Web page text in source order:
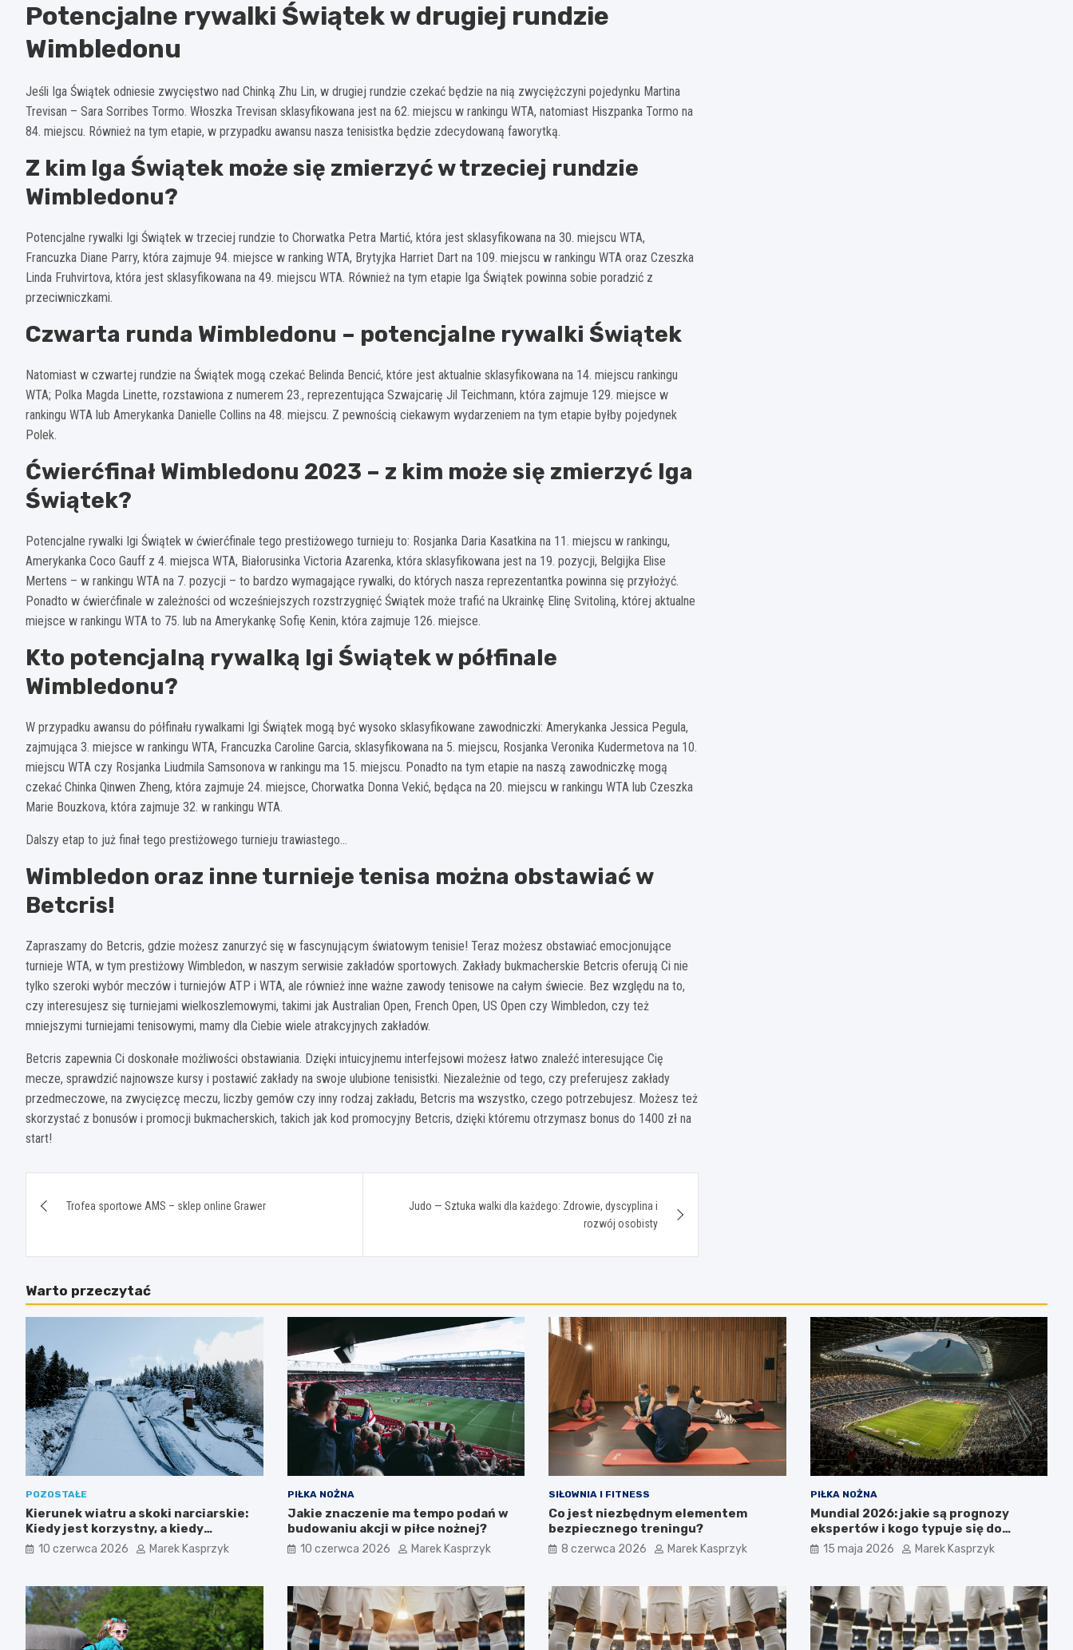
Potencjalne rywalki Świątek w drugiej rundzie
Wimbledonu
Jeśli Iga Świątek odniesie zwycięstwo nad Chinką Zhu Lin, w drugiej rundzie czekać będzie na nią zwyciężczyni pojedynku Martina
Trevisan – Sara Sorribes Tormo. Włoszka Trevisan sklasyfikowana jest na 62. miejscu w rankingu WTA, natomiast Hiszpanka Tormo na
84. miejscu. Również na tym etapie, w przypadku awansu nasza tenisistka będzie zdecydowaną faworytką.
Z kim Iga Świątek może się zmierzyć w trzeciej rundzie
Wimbledonu?
Potencjalne rywalki Igi Świątek w trzeciej rundzie to Chorwatka Petra Martić, która jest sklasyfikowana na 30. miejscu WTA,
Francuzka Diane Parry, która zajmuje 94. miejsce w ranking WTA, Brytyjka Harriet Dart na 109. miejscu w rankingu WTA oraz Czeszka
Linda Fruhvirtova, która jest sklasyfikowana na 49. miejscu WTA. Również na tym etapie Iga Świątek powinna sobie poradzić z
przeciwniczkami.
Czwarta runda Wimbledonu – potencjalne rywalki Świątek
Natomiast w czwartej rundzie na Świątek mogą czekać Belinda Bencić, które jest aktualnie sklasyfikowana na 14. miejscu rankingu
WTA; Polka Magda Linette, rozstawiona z numerem 23., reprezentująca Szwajcarię Jil Teichmann, która zajmuje 129. miejsce w
rankingu WTA lub Amerykanka Danielle Collins na 48. miejscu. Z pewnością ciekawym wydarzeniem na tym etapie byłby pojedynek
Polek.
Ćwierćfinał Wimbledonu 2023 – z kim może się zmierzyć Iga
Świątek?
Potencjalne rywalki Igi Świątek w ćwierćfinale tego prestiżowego turnieju to: Rosjanka Daria Kasatkina na 11. miejscu w rankingu,
Amerykanka Coco Gauff z 4. miejsca WTA, Białorusinka Victoria Azarenka, która sklasyfikowana jest na 19. pozycji, Belgijka Elise
Mertens – w rankingu WTA na 7. pozycji – to bardzo wymagające rywalki, do których nasza reprezentantka powinna się przyłożyć.
Ponadto w ćwierćfinale w zależności od wcześniejszych rozstrzygnięć Świątek może trafić na Ukrainkę Elinę Svitoliną, której aktualne
miejsce w rankingu WTA to 75. lub na Amerykankę Sofię Kenin, która zajmuje 126. miejsce.
Kto potencjalną rywalką Igi Świątek w półfinale
Wimbledonu?
W przypadku awansu do półfinału rywalkami Igi Świątek mogą być wysoko sklasyfikowane zawodniczki: Amerykanka Jessica Pegula,
zajmująca 3. miejsce w rankingu WTA, Francuzka Caroline Garcia, sklasyfikowana na 5. miejscu, Rosjanka Veronika Kudermetova na 10.
miejscu WTA czy Rosjanka Liudmila Samsonova w rankingu ma 15. miejscu. Ponadto na tym etapie na naszą zawodniczkę mogą
czekać Chinka Qinwen Zheng, która zajmuje 24. miejsce, Chorwatka Donna Vekić, będąca na 20. miejscu w rankingu WTA lub Czeszka
Marie Bouzkova, która zajmuje 32. w rankingu WTA.
Dalszy etap to już finał tego prestiżowego turnieju trawiastego…
Wimbledon oraz inne turnieje tenisa można obstawiać w
Betcris!
Zapraszamy do Betcris, gdzie możesz zanurzyć się w fascynującym światowym tenisie! Teraz możesz obstawiać emocjonujące
turnieje WTA, w tym prestiżowy Wimbledon, w naszym serwisie zakładów sportowych. Zakłady bukmacherskie Betcris oferują Ci nie
tylko szeroki wybór meczów i turniejów ATP i WTA, ale również inne ważne zawody tenisowe na całym świecie. Bez względu na to,
czy interesujesz się turniejami wielkoszlemowymi, takimi jak Australian Open, French Open, US Open czy Wimbledon, czy też
mniejszymi turniejami tenisowymi, mamy dla Ciebie wiele atrakcyjnych zakładów.
Betcris zapewnia Ci doskonałe możliwości obstawiania. Dzięki intuicyjnemu interfejsowi możesz łatwo znaleźć interesujące Cię
mecze, sprawdzić najnowsze kursy i postawić zakłady na swoje ulubione tenisistki. Niezależnie od tego, czy preferujesz zakłady
przedmeczowe, na zwycięzcę meczu, liczby gemów czy inny rodzaj zakładu, Betcris ma wszystko, czego potrzebujesz. Możesz też
skorzystać z bonusów i promocji bukmacherskich, takich jak kod promocyjny Betcris, dzięki któremu otrzymasz bonus do 1400 zł na
start!
wpisuTrofea sportowe AMS – sklep online Grawer
Judo — Sztuka walki dla każdego: Zdrowie, dyscyplina i
rozwój osobisty
Warto przeczytać
POZOSTAŁE
Kierunek wiatru a skoki narciarskie:
Kiedy jest korzystny, a kiedy
przeszkadza?
10 czerwca 2026 Marek Kasprzyk
PIŁKA NOŻNA
Jakie znaczenie ma tempo podań w
budowaniu akcji w piłce nożnej?
10 czerwca 2026 Marek Kasprzyk
SIŁOWNIA I FITNESS
Co jest niezbędnym elementem
bezpiecznego treningu?
8 czerwca 2026 Marek Kasprzyk
PIŁKA NOŻNA
Mundial 2026: jakie są prognozy
ekspertów i kogo typuje się do
pucharu?
15 maja 2026 Marek Kasprzyk